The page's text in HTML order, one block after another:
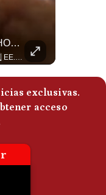
NOTICIAS DE ÚLTIMA HORA: EE.UU. Se Queda Sin Misiles En Medio Oriente